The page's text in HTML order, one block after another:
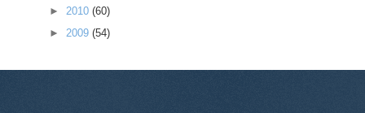
► 2010 (60)
► 2009 (54)